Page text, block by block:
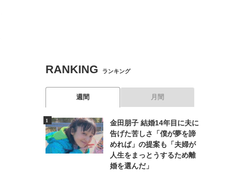
RANKING ランキング
週間 月間
金田朋子 結婚14年目に夫に
告げた苦しさ「僕が夢を諦
めれば」の提案も「夫婦が
人生をまっとうするため離
婚を選んだ」